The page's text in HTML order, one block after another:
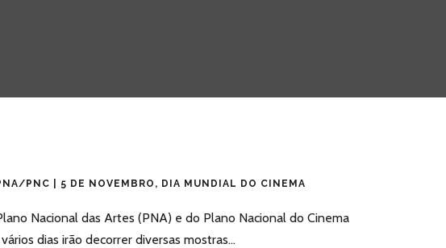
PNC | 5 DE NOVEMBRO, DIA MUNDIAL DO CINEMA
Nacional das Artes (PNA) e do Plano Nacional do Cinema
dias irão decorrer diversas mostras...